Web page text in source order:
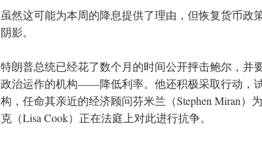
虽然这可能为本周的降息提供了理由，但恢复货币政
阴影。
特朗普总统已经花了数个月的时间公开抨击鲍尔，
政治运作的机构——降低利率。他还积极采取行动，
构，任命其亲近的经济顾问芬米兰（Stephen Miran）
克（Lisa Cook）正在法庭上对此进行抗争。